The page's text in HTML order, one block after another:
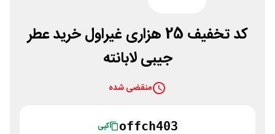
کد تخفیف 25 هزاری غیراول خرید عطر
جیبی لابانته
منقضی شده
offch403 کپی